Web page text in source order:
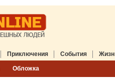
Обложка
Приключения События